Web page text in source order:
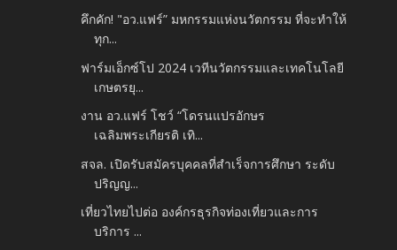
คึกคัก! "อว.แฟร์” มหกรรมแห่งนวัตกรรม ที่จะทำให้
ทุก...
ฟาร์มเอ็กซ์โป 2024 เวทีนวัตกรรมและเทคโนโลยี
เกษตรยุ...
งาน อว.แฟร์ โชว์ “โดรนแปรอักษร
เฉลิมพระเกียรติ เทิ...
สจล. เปิดรับสมัครบุคคลที่สำเร็จการศึกษา ระดับ
ปริญญ...
เที่ยวไทยไปต่อ องค์กรธุรกิจท่องเที่ยวและการ
บริการ ...